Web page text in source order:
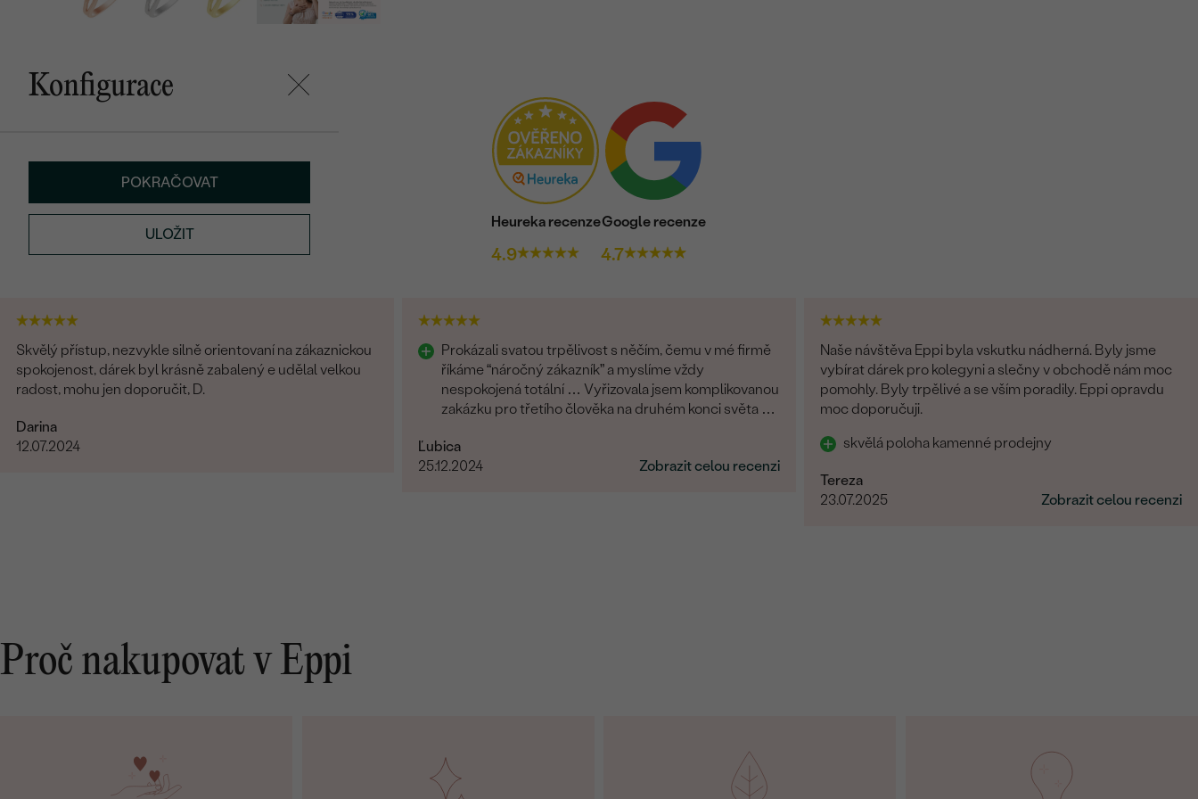
BRUS
Konfigurace
POKRAČOVAT
ULOŽIT
Heureka recenze
4.9
Google recenze
4.7
Skvělý přístup, nezvykle silně orientovaní na zákaznickou
spokojenost, dárek byl krásně zabalený e udělal velkou
radost, mohu jen doporučit, D.
Darina
12.07.2024
Prokázali svatou trpělivost s něčím, čemu v mé firmě
říkáme “náročný zákazník” a myslíme vždy
nespokojená totální … Vyřizovala jsem komplikovanou
zakázku pro třetího člověka na druhém konci světa a
Ľubica
25.12.2024
Zobrazit celou recenzi
Naše návštěva Eppi byla vskutku nádherná. Byly jsme
vybírat dárek pro kolegyni a slečny v obchodě nám moc
pomohly. Byly trpělivé a se vším poradily. Eppi opravdu
moc doporučuji.
skvělá poloha kamenné prodejny
Tereza
23.07.2025
Zobrazit celou recenzi
Proč nakupovat v Eppi